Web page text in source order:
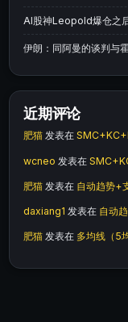
AI股神Leopold爆仓之
伊朗：同阿曼的谈判与
近期评论
肥猫 发表在
wcneo 发表在
肥猫 发表在 自动趋势+
daxiang1 发表在 自动
肥猫 发表在 多均线（5